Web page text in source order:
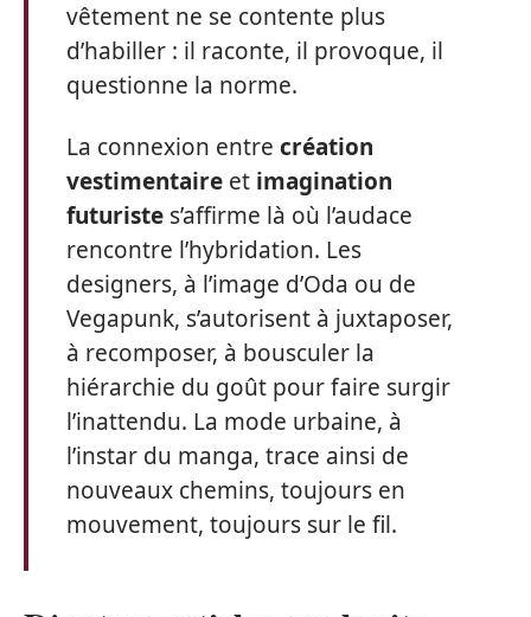
vêtement ne se contente plus
d’habiller : il raconte, il provoque, il
questionne la norme.
La connexion entre création
vestimentaire et imagination
futuriste s’affirme là où l’audace
rencontre l’hybridation. Les
designers, à l’image d’Oda ou de
Vegapunk, s’autorisent à juxtaposer,
à recomposer, à bousculer la
hiérarchie du goût pour faire surgir
l’inattendu. La mode urbaine, à
l’instar du manga, trace ainsi de
nouveaux chemins, toujours en
mouvement, toujours sur le fil.